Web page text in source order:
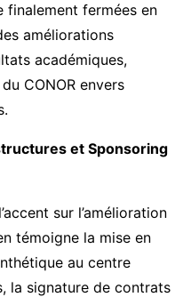
finalement fermées en
améliorations
académiques,
CONOR envers
et Sponsoring
sur l’amélioration
témoigne la mise en
au centre
la signature de contrats